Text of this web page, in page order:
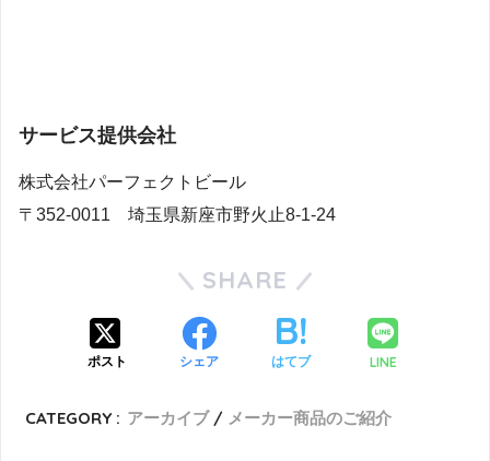
サービス提供会社
株式会社パーフェクトビール
〒352-0011 埼玉県新座市野火止8-1-24
SHARE
ポスト シェア はてブ LINE
CATEGORY : アーカイブ メーカー商品のご紹介